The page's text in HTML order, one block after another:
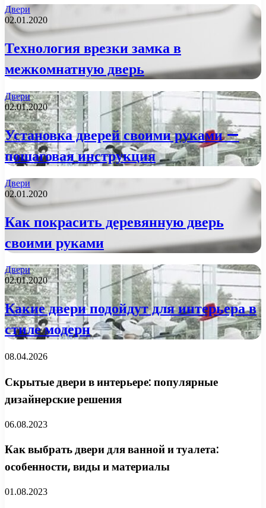
Двери
02.01.2020
Технология врезки замка в
межкомнатную дверь
Двери
02.01.2020
Установка дверей своими руками —
пошаговая инструкция
Двери
02.01.2020
Как покрасить деревянную дверь
своими руками
Двери
02.01.2020
Какие двери подойдут для интерьера в
стиле модерн
08.04.2026
Скрытые двери в интерьере: популярные
дизайнерские решения
06.08.2023
Как выбрать двери для ванной и туалета:
особенности, виды и материалы
01.08.2023